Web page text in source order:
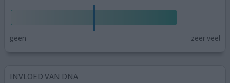
geen zeer veel
INVLOED VAN DNA